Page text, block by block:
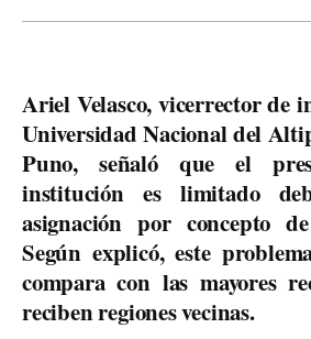
Ariel Velasco, vicerrector de
Universidad Nacional del
Puno, señaló que el
institución es limitado
asignación por concepto
Según explicó, este
compara con las mayores
reciben regiones vecinas.